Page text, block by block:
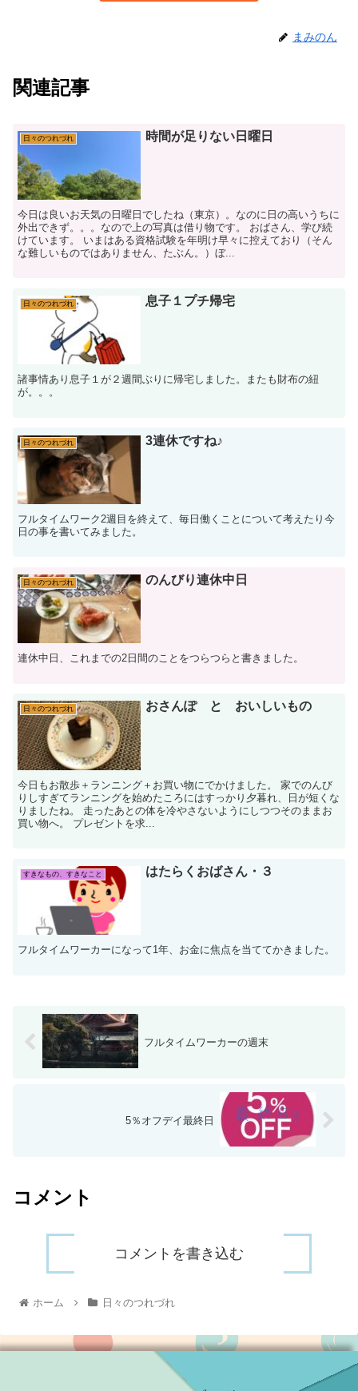
まみのん
関連記事
日々のつれづれ 時間が足りない日曜日
今日は良いお天気の日曜日でしたね（東京）。なのに日の高いうちに
外出できず。。。なので上の写真は借り物です。 おばさん、学び続
けています。 いまはある資格試験を年明け早々に控えており（そん
な難しいものではありません、たぶん。）ぼ...
日々のつれづれ 息子１プチ帰宅
諸事情あり息子１が２週間ぶりに帰宅しました。またも財布の紐
が。。。
日々のつれづれ 3連休ですね♪
フルタイムワーク2週目を終えて、毎日働くことについて考えたり今
日の事を書いてみました。
日々のつれづれ のんびり連休中日
連休中日、これまでの2日間のことをつらつらと書きました。
日々のつれづれ おさんぽ と おいしいもの
今日もお散歩＋ランニング＋お買い物にでかけました。 家でのんび
りしすぎてランニングを始めたころにはすっかり夕暮れ、日が短くな
りましたね。 走ったあとの体を冷やさないようにしつつそのままお
買い物へ。 プレゼントを求...
すきなもの、すきなこと はたらくおばさん・３
フルタイムワーカーになって1年、お金に焦点を当ててかきました。
フルタイムワーカーの週末
5％オフデイ最終日
コメント
コメントを書き込む
ホーム 日々のつれづれ